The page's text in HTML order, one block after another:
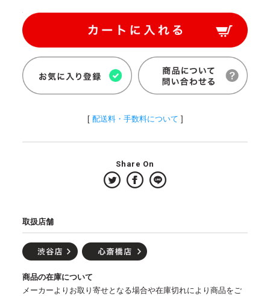
[ 配送料・手数料について ]
Share On
取扱店舗
商品の在庫について
メーカーよりお取り寄せとなる場合や在庫切れにより商品をご